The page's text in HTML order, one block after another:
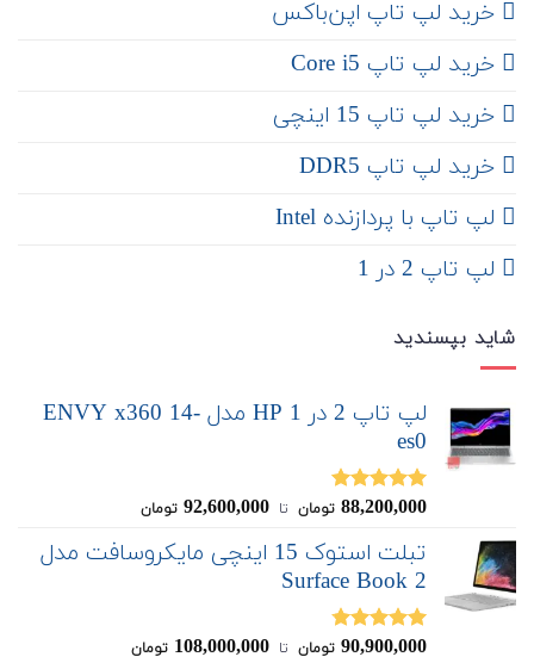
‌ خرید لپ تاپ اپن‌باکس
خرید لپ تاپ Core i5
‌‌ خرید لپ تاپ 15 اینچی
خرید لپ تاپ DDR5
لپ تاپ با پردازنده Intel
لپ تاپ 2 در 1
شاید بپسندید
لپ تاپ 2 در 1 HP مدل ENVY x360 14-
es0
نمره5.00
88,200,000 تومان ‌ تا ‌ 92,600,000 تومان
تبلت استوک 15 اینچی مایکروسافت مدل
Surface Book 2
نمره4.75
90,900,000 تومان ‌ تا ‌ 108,000,000 تومان